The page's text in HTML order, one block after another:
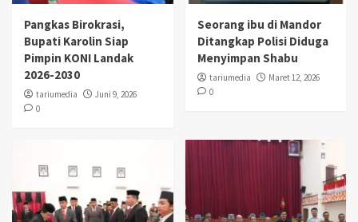
Pangkas Birokrasi,
Bupati Karolin Siap
Pimpin KONI Landak
2026-2030
tariumedia
Juni 9, 2026
0
Seorang ibu di Mandor
Ditangkap Polisi Diduga
Menyimpan Shabu
tariumedia
Maret 12, 2026
0